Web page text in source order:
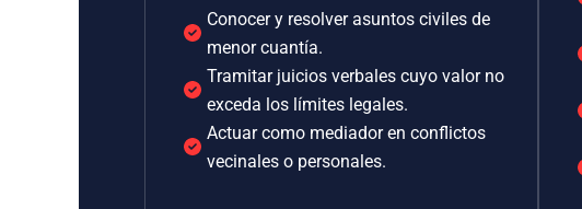
Conocer y resolver asuntos civiles de
menor cuantía.
Tramitar juicios verbales cuyo valor no
exceda los límites legales.
Actuar como mediador en conflictos
vecinales o personales.